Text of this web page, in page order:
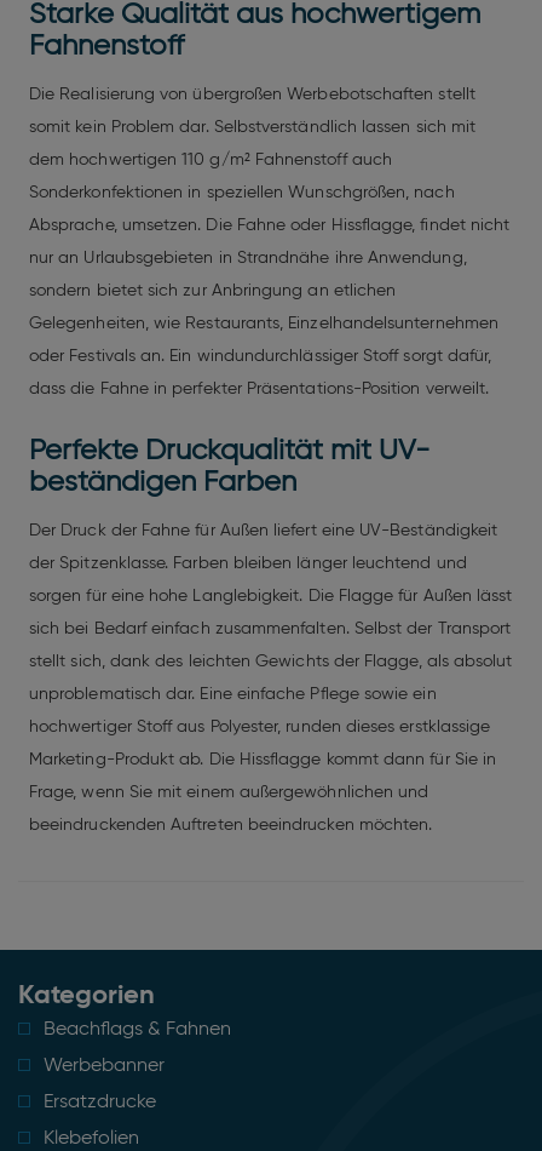
Starke Qualität aus hochwertigem
Fahnenstoff
Die Realisierung von übergroßen Werbebotschaften stellt
somit kein Problem dar. Selbstverständlich lassen sich mit
dem hochwertigen 110 g/m² Fahnenstoff auch
Sonderkonfektionen in speziellen Wunschgrößen, nach
Absprache, umsetzen. Die Fahne oder Hissflagge, findet nicht
nur an Urlaubsgebieten in Strandnähe ihre Anwendung,
sondern bietet sich zur Anbringung an etlichen
Gelegenheiten, wie Restaurants, Einzelhandelsunternehmen
oder Festivals an. Ein windundurchlässiger Stoff sorgt dafür,
dass die Fahne in perfekter Präsentations-Position verweilt.
Perfekte Druckqualität mit UV-
beständigen Farben
Der Druck der Fahne für Außen liefert eine UV-Beständigkeit
der Spitzenklasse. Farben bleiben länger leuchtend und
sorgen für eine hohe Langlebigkeit. Die Flagge für Außen lässt
sich bei Bedarf einfach zusammenfalten. Selbst der Transport
stellt sich, dank des leichten Gewichts der Flagge, als absolut
unproblematisch dar. Eine einfache Pflege sowie ein
hochwertiger Stoff aus Polyester, runden dieses erstklassige
Marketing-Produkt ab. Die Hissflagge kommt dann für Sie in
Frage, wenn Sie mit einem außergewöhnlichen und
beeindruckenden Auftreten beeindrucken möchten.
Kategorien
Beachflags & Fahnen
Werbebanner
Ersatzdrucke
Klebefolien